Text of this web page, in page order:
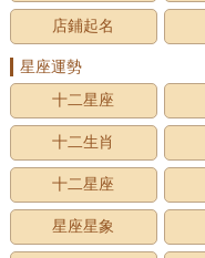
店鋪起名
星座運勢
十二星座
十二生肖
十二星座
星座星象